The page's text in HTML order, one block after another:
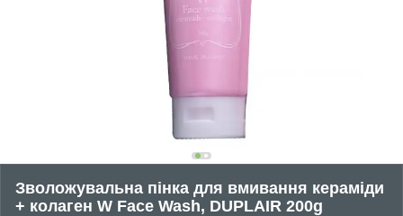
Зволожувальна пінка для вмивання кераміди
+ колаген W Face Wash, DUPLAIR 200g